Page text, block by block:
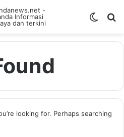
Switch
looking for. Perhaps searching